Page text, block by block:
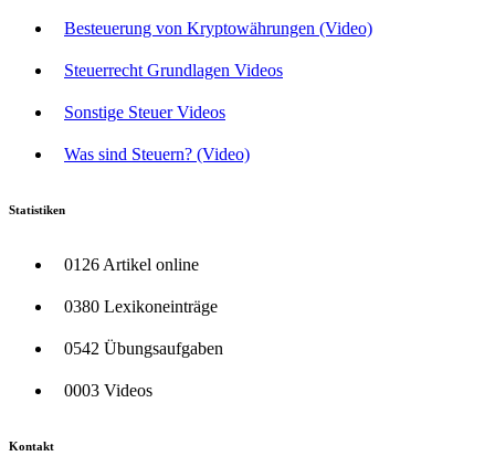
Besteuerung von Kryptowährungen (Video)
Steuerrecht Grundlagen Videos
Sonstige Steuer Videos
Was sind Steuern? (Video)
Statistiken
0126 Artikel online
0380 Lexikoneinträge
0542 Übungsaufgaben
0003 Videos
Kontakt